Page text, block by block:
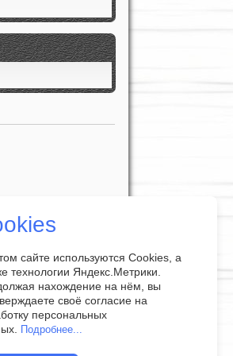
UTC+07:00
сайте используются Cookies, а
технологии Яндекс.Метрики.
нахождение на нём, вы
своё согласие на
персональных
Подробнее...